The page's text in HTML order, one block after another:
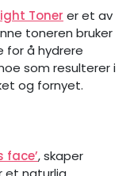
Toner er et av
toneren bruker
for å hydrere
som resulterer i
og fornyet.
face’, skaper